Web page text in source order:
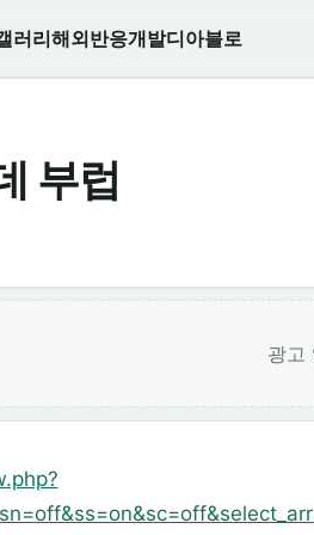
러리해외반응개발디아블로
부럽
광고